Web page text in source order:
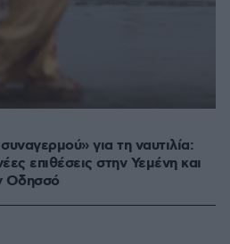
για τη ναυτιλία:
επιθέσεις στην Υεμένη και
Οδησσό